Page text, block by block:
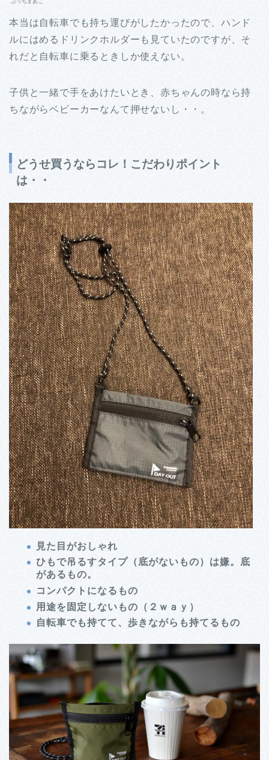
本当は自転車でも持ち運びがしたかったので、ハンド
ルにはめるドリンクホルダーも見ていたのですが、そ
れだと自転車に乗るときしか使えない。
子供と一緒で手をあけたいとき、赤ちゃんの時なら持
ちながらベビーカーなんて押せないし・・。
どうせ買うならコレ！こだわりポイント
は・・
見た目がおしゃれ
ひもで吊るすタイプ（底がないもの）は嫌。底
があるもの。
コンパクトになるもの
用途を固定しないもの（２ｗａｙ）
自転車でも持てて、歩きながらも持てるもの